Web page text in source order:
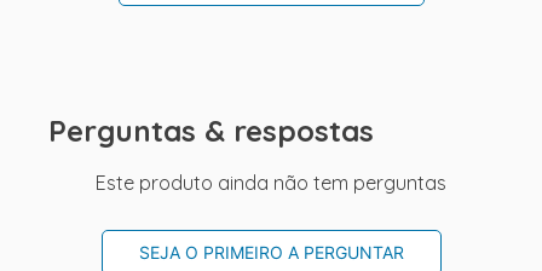
Perguntas & respostas
Este produto ainda não tem perguntas
SEJA O PRIMEIRO A PERGUNTAR